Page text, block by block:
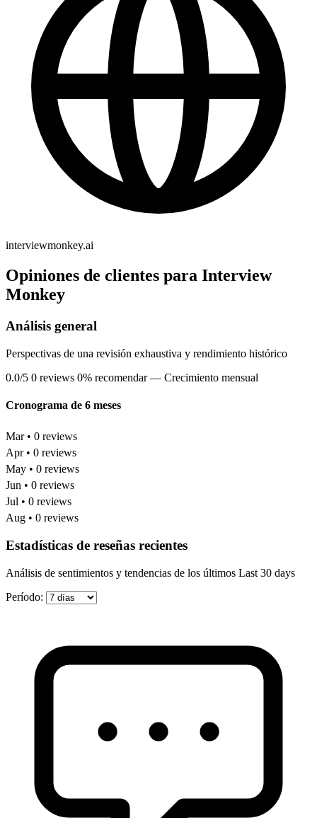
interviewmonkey.ai
Opiniones de clientes para Interview
Monkey
Análisis general
Perspectivas de una revisión exhaustiva y rendimiento histórico
0.0/5 0 reviews 0% recomendar — Crecimiento mensual
Cronograma de 6 meses
Mar • 0 reviews
Apr • 0 reviews
May • 0 reviews
Jun • 0 reviews
Jul • 0 reviews
Aug • 0 reviews
Estadísticas de reseñas recientes
Análisis de sentimientos y tendencias de los últimos Last 30 days
Período: